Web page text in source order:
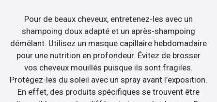
Pour de beaux cheveux, entretenez-les avec un
shampoing doux adapté et un après-shampoing
démêlant. Utilisez un masque capillaire hebdomadaire
pour une nutrition en profondeur. Évitez de brosser
vos cheveux mouillés puisque ils sont fragiles.
Protégez-les du soleil avec un spray avant l’exposition.
En effet, des produits spécifiques se trouvent être